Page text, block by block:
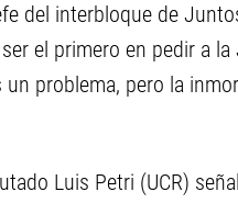
del interbloque de
el primero en pedir a
problema, pero la
Luis Petri (UCR)